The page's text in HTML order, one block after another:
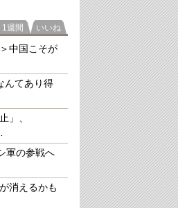
グ
1週間 いいね
中国こそが
んてあり得
」、
軍の参戦へ
消えるかも